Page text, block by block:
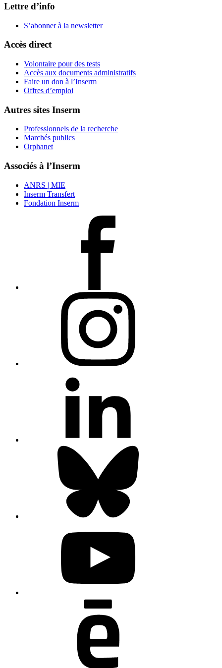
Lettre d’info
S’abonner à la newsletter
Accès direct
Volontaire pour des tests
Accès aux documents administratifs
Faire un don à l’Inserm
Offres d’emploi
Autres sites Inserm
Professionnels de la recherche
Marchés publics
Orphanet
Associés à l’Inserm
ANRS | MIE
Inserm Transfert
Fondation Inserm